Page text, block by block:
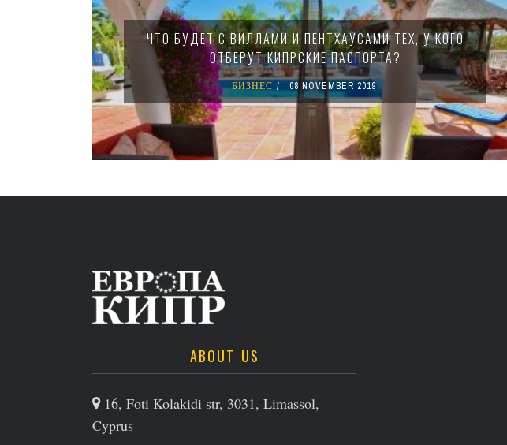
ЧТО БУДЕТ С ВИЛЛАМИ И ПЕНТХАУСАМИ ТЕХ, У КОГО
ОТБЕРУТ КИПРСКИЕ ПАСПОРТА?
БИЗНЕС 08 NOVEMBER 2019
ABOUT US
16, Foti Kolakidi str, 3031, Limassol,
Cyprus